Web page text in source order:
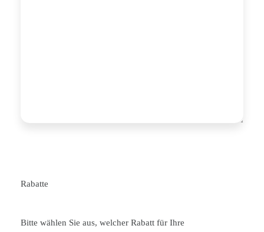
Rabatte
Bitte wählen Sie aus, welcher Rabatt für Ihre